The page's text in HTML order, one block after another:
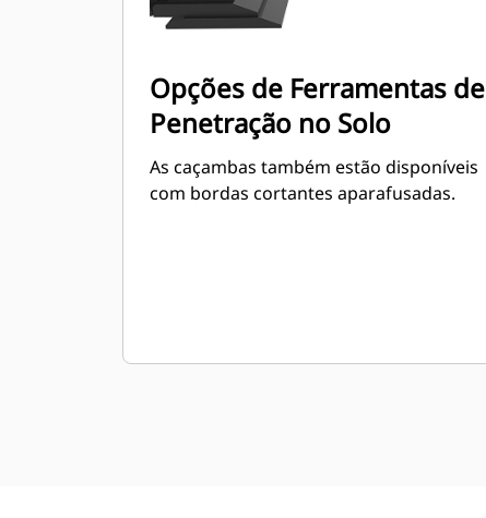
Opções de Ferramentas de
Penetração no Solo
As caçambas também estão disponíveis
com bordas cortantes aparafusadas.